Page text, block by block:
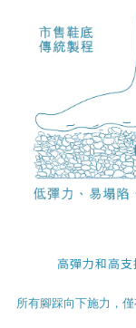
高彈力和高
所有腳踩向下施力，